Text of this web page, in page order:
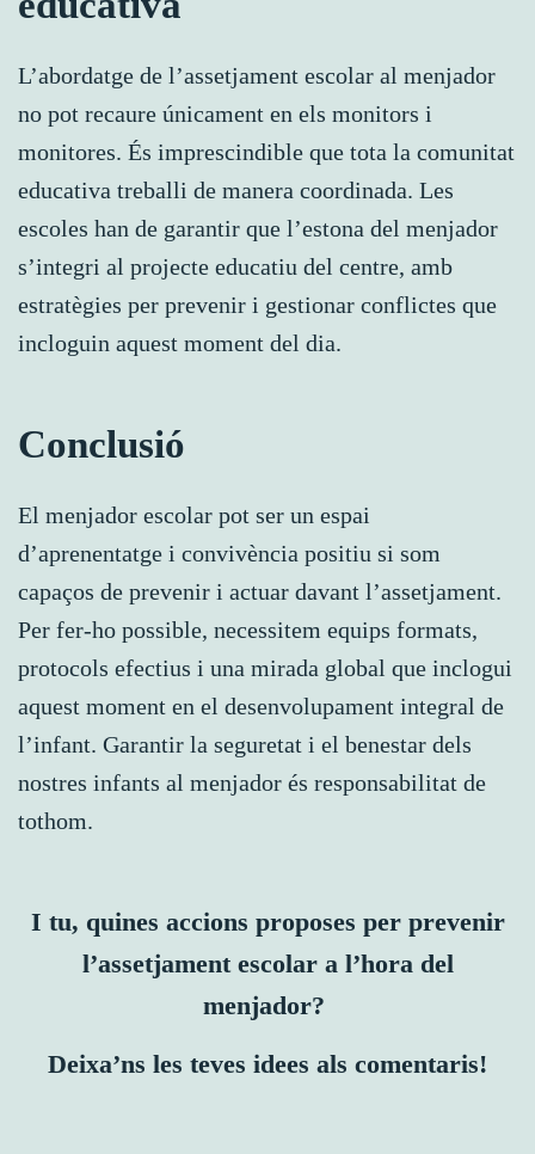
L’abordatge de l’assetjament escolar al menjador
no pot recaure únicament en els monitors i
monitores. És imprescindible que tota la comunitat
educativa treballi de manera coordinada. Les
escoles han de garantir que l’estona del menjador
s’integri al projecte educatiu del centre, amb
estratègies per prevenir i gestionar conflictes que
incloguin aquest moment del dia.
Conclusió
El menjador escolar pot ser un espai
d’aprenentatge i convivència positiu si som
capaços de prevenir i actuar davant l’assetjament.
Per fer-ho possible, necessitem equips formats,
protocols efectius i una mirada global que inclogui
aquest moment en el desenvolupament integral de
l’infant. Garantir la seguretat i el benestar dels
nostres infants al menjador és responsabilitat de
tothom.
I tu, quines accions proposes per prevenir
l’assetjament escolar a l’hora del
menjador?
Deixa’ns les teves idees als comentaris!